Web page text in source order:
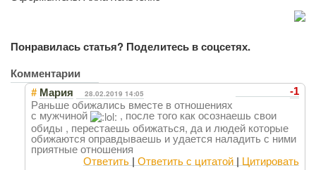
Понравилась статья? Поделитесь в соцсетях.
Комментарии
-1
# Мария 28.02.2019 14:05
Раньше обижались вместе в отношениях
с мужчиной
, после того как осознаешь свои
обиды , перестаешь обижаться, да и людей которые
обижаются оправдываешь и удается наладить с ними
приятные отношения
Ответить|Ответить с цитатой|Цитировать